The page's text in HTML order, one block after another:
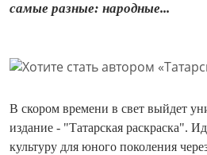
самые разные: народные...
В скором времени в свет выйдет
издание - "Татарская раскраска".
культуру для юного поколения